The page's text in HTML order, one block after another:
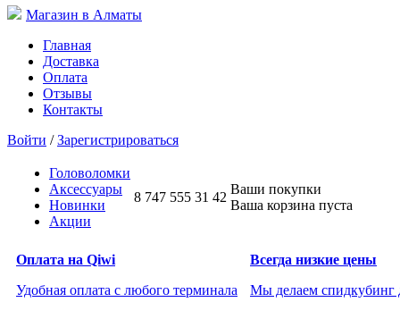
Магазин в Алматы
Главная
Доставка
Оплата
Отзывы
Контакты
Войти /Зарегистрироваться
Головоломки
Аксессуары
Новинки
Акции
8 747 555 31 42
Ваши покупки
Ваша корзина пуста
Оплата на Qiwi
Удобная оплата с любого терминала
Всегда низкие цены
Мы делаем спидкубинг